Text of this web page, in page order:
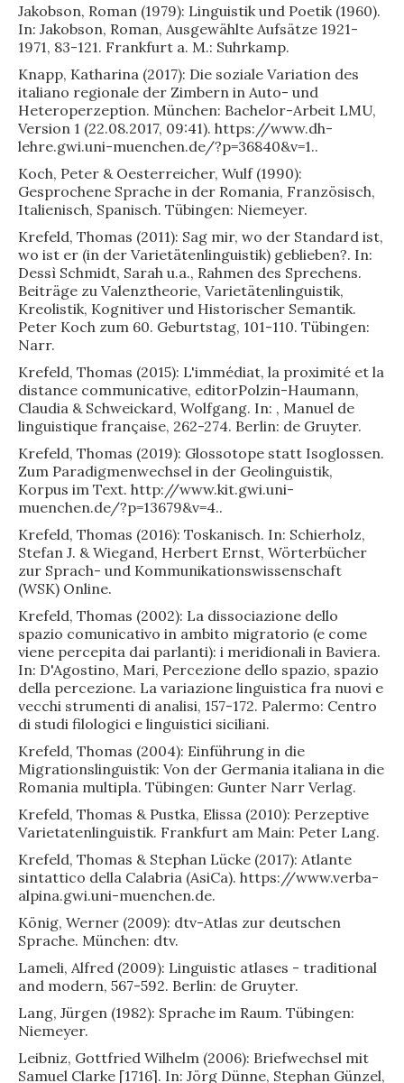
Jakobson, Roman (1979): Linguistik und Poetik (1960).
In: Jakobson, Roman, Ausgewählte Aufsätze 1921-
1971, 83-121. Frankfurt a. M.: Suhrkamp.
Knapp, Katharina (2017): Die soziale Variation des
italiano regionale der Zimbern in Auto- und
Heteroperzeption. München: Bachelor-Arbeit LMU,
Version 1 (22.08.2017, 09:41). https://www.dh-
lehre.gwi.uni-muenchen.de/?p=36840&v=1..
Koch, Peter & Oesterreicher, Wulf (1990):
Gesprochene Sprache in der Romania, Französisch,
Italienisch, Spanisch. Tübingen: Niemeyer.
Krefeld, Thomas (2011): Sag mir, wo der Standard ist,
wo ist er (in der Varietätenlinguistik) geblieben?. In:
Dessì Schmidt, Sarah u.a., Rahmen des Sprechens.
Beiträge zu Valenztheorie, Varietätenlinguistik,
Kreolistik, Kognitiver und Historischer Semantik.
Peter Koch zum 60. Geburtstag, 101-110. Tübingen:
Narr.
Krefeld, Thomas (2015): L'immédiat, la proximité et la
distance communicative, editorPolzin-Haumann,
Claudia & Schweickard, Wolfgang. In: , Manuel de
linguistique française, 262-274. Berlin: de Gruyter.
Krefeld, Thomas (2019): Glossotope statt Isoglossen.
Zum Paradigmenwechsel in der Geolinguistik,
Korpus im Text. http://www.kit.gwi.uni-
muenchen.de/?p=13679&v=4..
Krefeld, Thomas (2016): Toskanisch. In: Schierholz,
Stefan J. & Wiegand, Herbert Ernst, Wörterbücher
zur Sprach- und Kommunikationswissenschaft
(WSK) Online.
Krefeld, Thomas (2002): La dissociazione dello
spazio comunicativo in ambito migratorio (e come
viene percepita dai parlanti): i meridionali in Baviera.
In: D'Agostino, Mari, Percezione dello spazio, spazio
della percezione. La variazione linguistica fra nuovi e
vecchi strumenti di analisi, 157-172. Palermo: Centro
di studi filologici e linguistici siciliani.
Krefeld, Thomas (2004): Einführung in die
Migrationslinguistik: Von der Germania italiana in die
Romania multipla. Tübingen: Gunter Narr Verlag.
Krefeld, Thomas & Pustka, Elissa (2010): Perzeptive
Varietatenlinguistik. Frankfurt am Main: Peter Lang.
Krefeld, Thomas & Stephan Lücke (2017): Atlante
sintattico della Calabria (AsiCa). https://www.verba-
alpina.gwi.uni-muenchen.de.
König, Werner (2009): dtv-Atlas zur deutschen
Sprache. München: dtv.
Lameli, Alfred (2009): Linguistic atlases - traditional
and modern, 567-592. Berlin: de Gruyter.
Lang, Jürgen (1982): Sprache im Raum. Tübingen:
Niemeyer.
Leibniz, Gottfried Wilhelm (2006): Briefwechsel mit
Samuel Clarke [1716]. In: Jörg Dünne, Stephan Günzel,